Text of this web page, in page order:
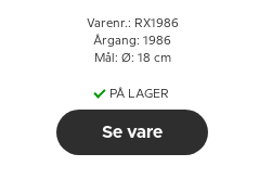
Varenr.: RX1986
Årgang: 1986
Mål: Ø: 18 cm
PÅ LAGER
Se vare